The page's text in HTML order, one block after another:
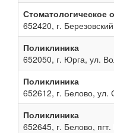
Стоматологическое
652420, г.
Поликлиника
652050, г. Юрга, ул.
Поликлиника
652612, г. Белово, ул.
Поликлиника
652645, г. Белово,